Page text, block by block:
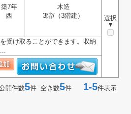
選択
▼
築7年
西
木造
3階/（3階建）
受け取ることができます。収納
開件数5件 空き数5件 1-5件表示